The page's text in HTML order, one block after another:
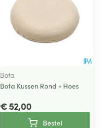
Bota
Bota Kussen Rond + Hoes
€ 52,00
Bestel